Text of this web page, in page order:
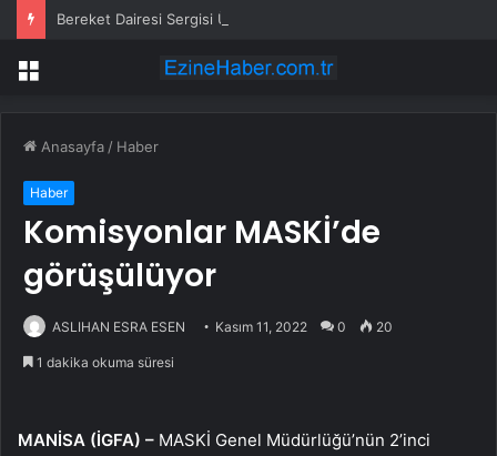
Bereket Dairesi Sergisi Üsküdar’da
Menü
Anasayfa / Haber
Haber
Komisyonlar MASKİ’de
görüşülüyor
ASLIHAN ESRA ESEN Kasım 11, 2022 0 20
1 dakika okuma süresi
MANİSA (İGFA) – MASKİ Genel Müdürlüğü’nün 2’inci